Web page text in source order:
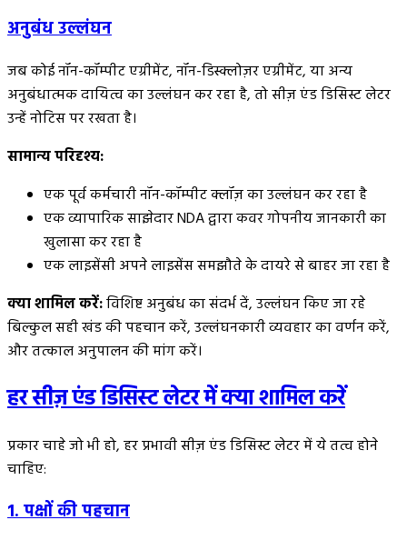
अनुबंध उल्लंघन
जब कोई नॉन-कॉम्पीट एग्रीमेंट, नॉन-डिस्क्लोज़र एग्रीमेंट, या अन्य
अनुबंधात्मक दायित्व का उल्लंघन कर रहा है, तो सीज़ एंड डिसिस्ट लेटर
उन्हें नोटिस पर रखता है।
सामान्य परिदृश्य:
एक पूर्व कर्मचारी नॉन-कॉम्पीट क्लॉज़ का उल्लंघन कर रहा है
एक व्यापारिक साझेदार NDA द्वारा कवर गोपनीय जानकारी का
खुलासा कर रहा है
एक लाइसेंसी अपने लाइसेंस समझौते के दायरे से बाहर जा रहा है
क्या शामिल करें:विशिष्ट अनुबंध का संदर्भ दें, उल्लंघन किए जा रहे
बिल्कुल सही खंड की पहचान करें, उल्लंघनकारी व्यवहार का वर्णन करें,
और तत्काल अनुपालन की मांग करें।
हर सीज़ एंड डिसिस्ट लेटर में क्या शामिल करें
प्रकार चाहे जो भी हो, हर प्रभावी सीज़ एंड डिसिस्ट लेटर में ये तत्व होने
चाहिए:
1. पक्षों की पहचान